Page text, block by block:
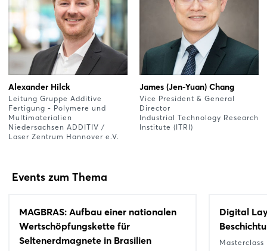
Alexander Hilck
Leitung Gruppe Additive
Fertigung - Polymere und
Multimaterialien
Niedersachsen ADDITIV /
Laser Zentrum Hannover e.V.
James (Jen-Yuan) Chang
Vice President & General
Director
Industrial Technology Research
Institute (ITRI)
Events zum Thema
MAGBRAS: Aufbau einer nationalen
Wertschöpfungskette für
Seltenerdmagnete in Brasilien
Digital
Masterclass